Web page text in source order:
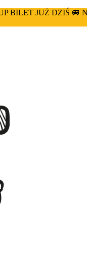
BILET JUŻ DZIŚ